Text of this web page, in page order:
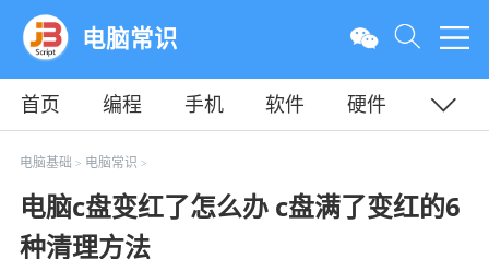
电脑常识
首页 编程 手机 软件
硬件
教程
平面
电脑基础 > 电脑常识 >
电脑c盘变红了怎么办 c盘满了变红的6
种清理方法